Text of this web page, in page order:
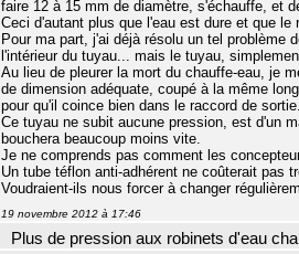
faire 12 à 15 mm de diamètre, s'échauffe, et
Ceci d'autant plus que l'eau est dure et que le
Pour ma part, j'ai déjà résolu un tel problème
l'intérieur du tuyau... mais le tuyau,
Au lieu de pleurer la mort du chauffe-eau, je
de dimension adéquate, coupé à la même
pour qu'il coince bien dans le raccord de sortie.
Ce tuyau ne subit aucune pression, est d'un
bouchera beaucoup moins vite.
Je ne comprends pas comment les
Un tube téflon anti-adhérent ne coûterait pas
Voudraient-ils nous forcer à changer
19 novembre 2012 à 17:46
Plus de pression aux robinets d'eau